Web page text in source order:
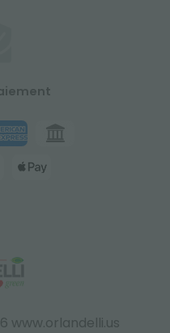
www.orlandelli.us